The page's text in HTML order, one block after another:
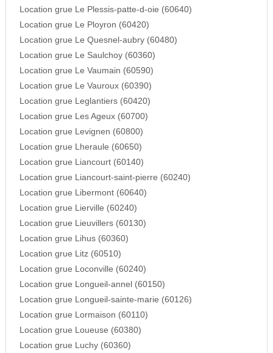
Location grue Le Plessis-patte-d-oie (60640)
Location grue Le Ployron (60420)
Location grue Le Quesnel-aubry (60480)
Location grue Le Saulchoy (60360)
Location grue Le Vaumain (60590)
Location grue Le Vauroux (60390)
Location grue Leglantiers (60420)
Location grue Les Ageux (60700)
Location grue Levignen (60800)
Location grue Lheraule (60650)
Location grue Liancourt (60140)
Location grue Liancourt-saint-pierre (60240)
Location grue Libermont (60640)
Location grue Lierville (60240)
Location grue Lieuvillers (60130)
Location grue Lihus (60360)
Location grue Litz (60510)
Location grue Loconville (60240)
Location grue Longueil-annel (60150)
Location grue Longueil-sainte-marie (60126)
Location grue Lormaison (60110)
Location grue Loueuse (60380)
Location grue Luchy (60360)